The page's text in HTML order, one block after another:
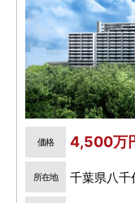
価格 4,500万
所在地 千葉県八千